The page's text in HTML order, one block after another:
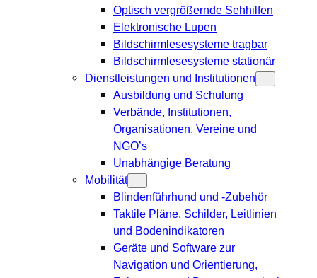
Optisch vergrößernde Sehhilfen
Elektronische Lupen
Bildschirmlesesysteme tragbar
Bildschirmlesesysteme stationär
Dienstleistungen und Institutionen
Ausbildung und Schulung
Verbände, Institutionen,
Organisationen, Vereine und
NGO’s
Unabhängige Beratung
Mobilität
Blindenführhund und -Zubehör
Taktile Pläne, Schilder, Leitlinien
und Bodenindikatoren
Geräte und Software zur
Navigation und Orientierung,